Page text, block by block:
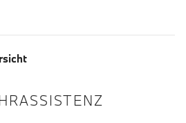
ÜBER DIE